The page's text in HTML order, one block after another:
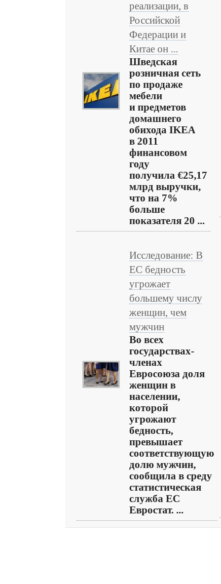
реализации, в
Российской
Федерации и
Китае он ...
Шведская
розничная сеть
по продаже
мебели
и предметов
домашнего
обихода IKEA
в 2011
финансовом
году
получила €25,17
млрд выручки,
что на 7%
больше
показателя 20 ...
Исследование: В
ЕС бедность
угрожает
большему числу
женщин, чем
мужчин
Во всех
государствах-
членах
Евросоюза доля
женщин в
населении,
которой
угрожают
бедность,
превышает
соответствующую
долю мужчин,
сообщила в среду
статистическая
служба ЕС
Евростат. ...